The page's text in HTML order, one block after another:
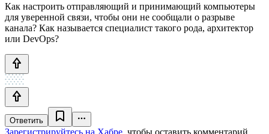
Как настроить отправляющий и принимающий компьютеры
для уверенной связи, чтобы они не сообщали о разрыве
канала? Как называется специалист такого рода, архитектор
или DevOps?
Ответить
Зарегистрируйтесь на Хабре , чтобы оставить комментарий